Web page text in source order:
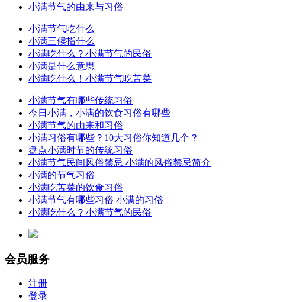
小满节气的由来与习俗
小满节气吃什么
小满三候指什么
小满吃什么？小满节气的民俗
小满是什么意思
小满吃什么！小满节气吃苦菜
小满节气有哪些传统习俗
今日小满，小满的饮食习俗有哪些
小满节气的由来和习俗
小满习俗有哪些？10大习俗你知道几个？
盘点小满时节的传统习俗
小满节气民间风俗禁忌 小满的风俗禁忌简介
小满的节气习俗
小满吃苦菜的饮食习俗
小满节气有哪些习俗 小满的习俗
小满吃什么？小满节气的民俗
会员服务
注册
登录